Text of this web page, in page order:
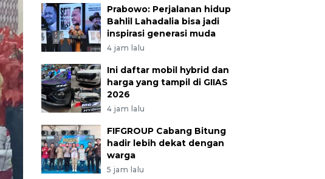
Prabowo: Perjalanan hidup
Bahlil Lahadalia bisa jadi
inspirasi generasi muda
4 jam lalu
Ini daftar mobil hybrid dan
harga yang tampil di GIIAS
2026
4 jam lalu
FIFGROUP Cabang Bitung
hadir lebih dekat dengan
warga
5 jam lalu